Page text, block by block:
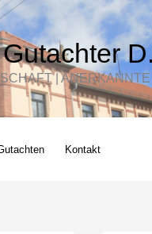
|
Kontakt